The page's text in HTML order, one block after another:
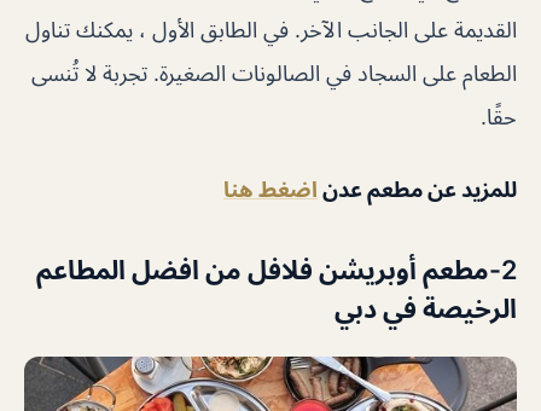
القديمة على الجانب الآخر. في الطابق الأول ، يمكنك تناول
الطعام على السجاد في الصالونات الصغيرة. تجربة لا تُنسى
حقًا.
للمزيد عن مطعم عدن اضغط هنا
2-مطعم أوبريشن فلافل من
افضل المطاعم
الرخيصة في دبي